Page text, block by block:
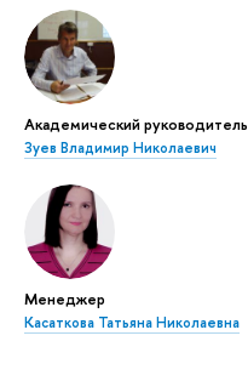
Академический руководитель
Зуев Владимир Николаевич
Менеджер
Касаткова Татьяна Николаевна